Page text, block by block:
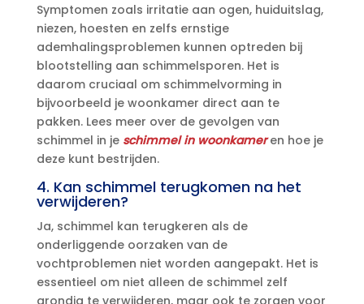
Symptomen zoals irritatie aan ogen, huiduitslag,
niezen, hoesten en zelfs ernstige
ademhalingsproblemen kunnen optreden bij
blootstelling aan schimmelsporen.​ Het is
daarom cruciaal om schimmelvorming in
bijvoorbeeld je woonkamer direct aan te
pakken.​ Lees meer over de gevolgen van
schimmel in je schimmel in woonkameren hoe je
deze kunt bestrijden.​
4.​ Kan schimmel terugkomen na het
verwijderen?
Ja, schimmel kan terugkeren als de
onderliggende oorzaken van de
vochtproblemen niet worden aangepakt.​ Het is
essentieel om niet alleen de schimmel zelf
grondig te verwijderen, maar ook te zorgen voor